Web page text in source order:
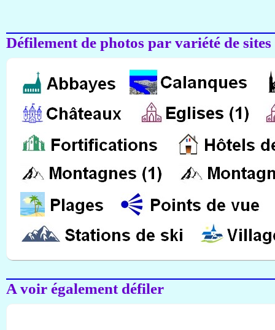
Défilement de photos par variété de
A voir également défiler